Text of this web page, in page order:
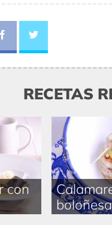
RECETAS
con
boloñesa